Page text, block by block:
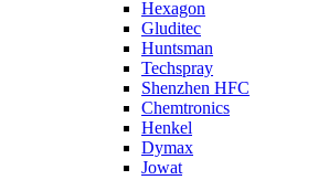
Hexagon
Gluditec
Huntsman
Techspray
Shenzhen HFC
Chemtronics
Henkel
Dymax
Jowat